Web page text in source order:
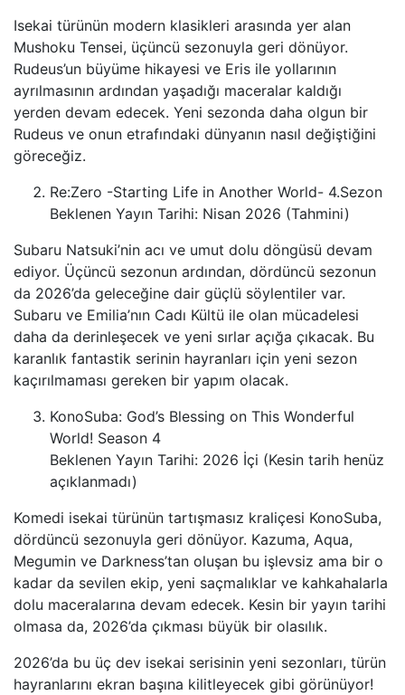
Isekai türünün modern klasikleri arasında yer alan
Mushoku Tensei, üçüncü sezonuyla geri dönüyor.
Rudeus’un büyüme hikayesi ve Eris ile yollarının
ayrılmasının ardından yaşadığı maceralar kaldığı
yerden devam edecek. Yeni sezonda daha olgun bir
Rudeus ve onun etrafındaki dünyanın nasıl değiştiğini
göreceğiz.
Re:Zero -Starting Life in Another World- 4.Sezon
Beklenen Yayın Tarihi: Nisan 2026 (Tahmini)
Subaru Natsuki’nin acı ve umut dolu döngüsü devam
ediyor. Üçüncü sezonun ardından, dördüncü sezonun
da 2026’da geleceğine dair güçlü söylentiler var.
Subaru ve Emilia’nın Cadı Kültü ile olan mücadelesi
daha da derinleşecek ve yeni sırlar açığa çıkacak. Bu
karanlık fantastik serinin hayranları için yeni sezon
kaçırılmaması gereken bir yapım olacak.
KonoSuba: God’s Blessing on This Wonderful
World! Season 4
Beklenen Yayın Tarihi: 2026 İçi (Kesin tarih henüz
açıklanmadı)
Komedi isekai türünün tartışmasız kraliçesi KonoSuba,
dördüncü sezonuyla geri dönüyor. Kazuma, Aqua,
Megumin ve Darkness’tan oluşan bu işlevsiz ama bir o
kadar da sevilen ekip, yeni saçmalıklar ve kahkahalarla
dolu maceralarına devam edecek. Kesin bir yayın tarihi
olmasa da, 2026’da çıkması büyük bir olasılık.
2026’da bu üç dev isekai serisinin yeni sezonları, türün
hayranlarını ekran başına kilitleyecek gibi görünüyor!